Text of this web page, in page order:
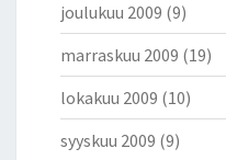
joulukuu 2009 (9)
marraskuu 2009 (19)
lokakuu 2009 (10)
syyskuu 2009 (9)